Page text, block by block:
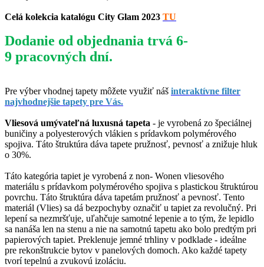
Celá kolekcia katalógu City Glam 2023 TU
Dodanie od objednania trvá 6-
9 pracovných dní.
Pre výber vhodnej tapety môžete využiť náš interaktívne filter
najvhodnejšie tapety pre Vás.
Vliesová umývateľná luxusná tapeta - je vyrobená zo špeciálnej
buničiny a polyesterových vlákien s prídavkom polymérového
spojiva. Táto štruktúra dáva tapete pružnosť, pevnosť a znižuje hluk
o 30%.
Táto kategória tapiet je vyrobená z non- Wonen vliesového
materiálu s prídavkom polymérového spojiva s plastickou štruktúrou
povrchu. Táto štruktúra dáva tapetám pružnosť a pevnosť. Tento
materiál (Vlies) sa dá bezpochyby označiť u tapiet za revolučný. Pri
lepení sa nezmršťuje, uľahčuje samotné lepenie a to tým, že lepidlo
sa nanáša len na stenu a nie na samotnú tapetu ako bolo predtým pri
papierových tapiet. Preklenuje jemné trhliny v podklade - ideálne
pre rekonštrukcie bytov v panelových domoch. Ako každé tapety
tvorí tepelnú a zvukovú izoláciu.